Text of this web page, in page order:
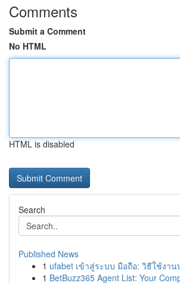
Comments
Submit a Comment
No HTML
HTML is disabled
Search
Published News
1 ufabet เข้าสู่ระบบ มือถือ: วิธีใช้งา
1 BetBuzz365 Agent List: Your